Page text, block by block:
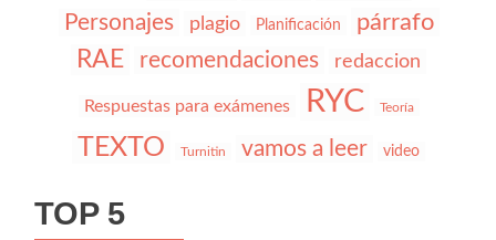
Personajes plagio Planificación párrafo
RAE recomendaciones redaccion
Respuestas para exámenes RYC Teoría
TEXTO Turnitin vamos a leer video
TOP 5